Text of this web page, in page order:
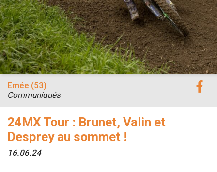
24MX Tour : Brunet, Valin et
Desprey au sommet !
16.06.24
Ernée (53)
Communiqués